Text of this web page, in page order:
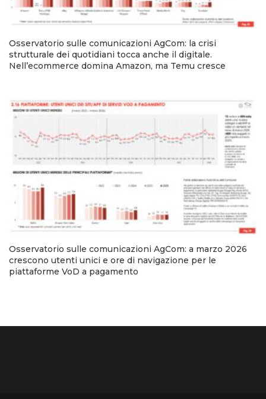
Osservatorio sulle comunicazioni AgCom: la crisi
strutturale dei quotidiani tocca anche il digitale.
Nell’ecommerce domina Amazon, ma Temu cresce
Osservatorio sulle comunicazioni AgCom: a marzo 2026
crescono utenti unici e ore di navigazione per le
piattaforme VoD a pagamento